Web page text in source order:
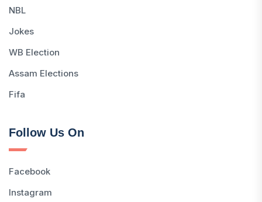
NBL
Jokes
WB Election
Assam Elections
Fifa
Follow Us On
Facebook
Instagram